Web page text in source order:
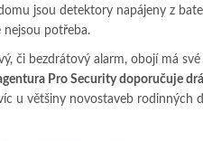
jsou detektory napájeny z
nejsou potřeba.
či bezdrátový alarm, obojí má
Pro Security doporučuje
u většiny novostaveb rodinných